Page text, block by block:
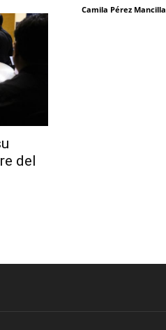
Camila Pérez Mancilla
del